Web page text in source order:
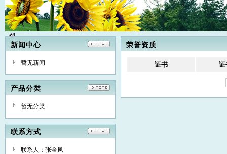
新闻中心
暂无新闻
产品分类
暂无分类
联系方式
联系人：张金凤
荣誉资质
证书 证